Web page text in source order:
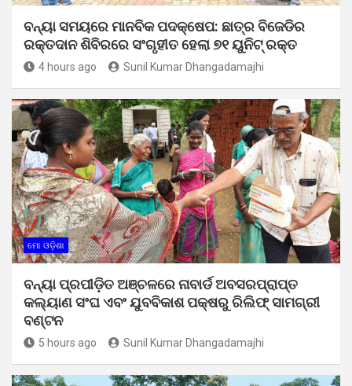
ବନ୍ୟା ସମୟରେ ମାନବିକ ପଦକ୍ଷେପ: ଛାତ୍ର ବିଜେଡିର
ରକ୍ତଦାନ ଶିବିରରେ ସଂଗୃହୀତ ହେଲା ୭୧ ୟୁନିଟ୍ ରକ୍ତ
4 hours ago Sunil Kumar Dhangadamajhi
ମୋ ଓଡ଼ିଶା
ବନ୍ୟା ପ୍ରପୀଡ଼ିତ ଅଞ୍ଚଳରେ ନାବାର୍ଡ ଅବସରପ୍ରାପ୍ତ
କଲ୍ୟାଣ ସଂଘ ଏବଂ ଯୁବବିକାଶ ପକ୍ଷରୁ ରିଲିଫ୍ ସାମଗ୍ରୀ
ବଣ୍ଟନ
5 hours ago Sunil Kumar Dhangadamajhi